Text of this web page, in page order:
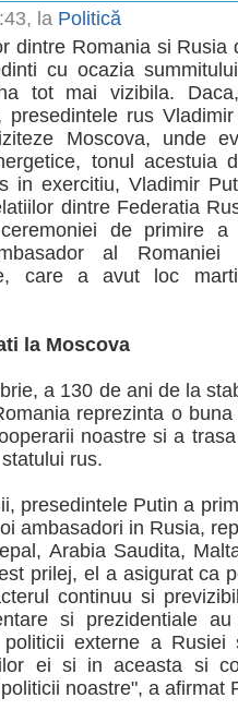
, la Politică
dintre Romania si Rusia
cu ocazia
tot mai vizibila.
presedintele rus
Moscova, unde
tonul acestuia
in exercitiu, Vladimir
dintre Federatia
de primire a
al Romaniei
care a avut loc
la Moscova
a 130 de ani de la
reprezinta o
noastre si a
rus.
presedintele Putin a
ambasadori in Rusia,
Arabia Saudita,
prilej, el a asigurat ca
continuu si
si prezidentiale
externe a Rusiei
ei si in aceasta si
noastre", a afirmat